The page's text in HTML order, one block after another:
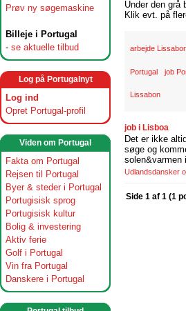
Prøv ny søgemaskine
Billeje i Portugal
- se aktuelle tilbud
Log på Portugalnyt
Log ind
Opret Portugal-profil
Viden om Portugal
Fakta om Portugal
Rejsen til Portugal
Byer & steder i Portugal
Portugisisk sprog
Portugisisk kultur
Bolig & investering
Aktiv ferie
Golf i Portugal
Vin fra Portugal
Danskere i Portugal
Under den grå
Klik evt. på
arbejde
Portugal job
Lissabon
job i Lisboa
Det er ikke
søge og
solen&varmen
Udlandsdansker
Side 1 af 1 (1